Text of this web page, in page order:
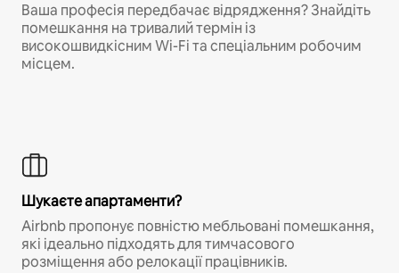
Ваша професія передбачає відрядження? Знайдіть
помешкання на тривалий термін із
високошвидкісним Wi-Fi та спеціальним робочим
місцем.
Шукаєте апартаменти?
Airbnb пропонує повністю мебльовані помешкання,
які ідеально підходять для тимчасового
розміщення або релокації працівників.